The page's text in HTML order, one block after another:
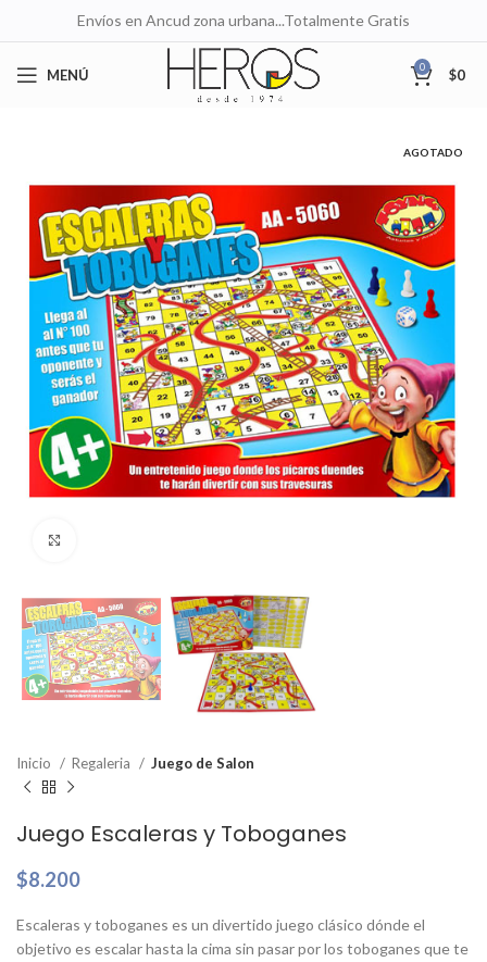
Envíos en Ancud zona urbana...Totalmente Gratis
MENÚ 0 $0
AGOTADO
Inicio Regaleria Juego de Salon
Juego Escaleras y Toboganes
$8.200
Escaleras y toboganes es un divertido juego clásico dónde el
objetivo es escalar hasta la cima sin pasar por los toboganes que te